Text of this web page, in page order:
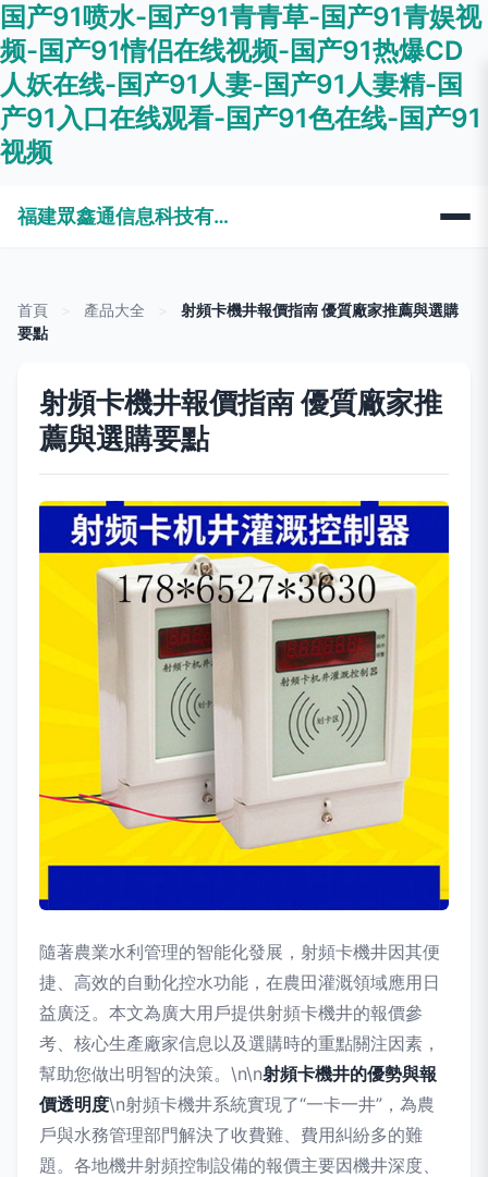
国产91喷水-国产91青青草-国产91青娱视
频-国产91情侣在线视频-国产91热爆CD
人妖在线-国产91人妻-国产91人妻精-国
产91入口在线观看-国产91色在线-国产91
视频
福建眾鑫通信息科技有限公司
首頁 產品大全
射頻卡機井報價指南 優質廠家推薦與選購
要點
射頻卡機井報價指南 優質廠家推
薦與選購要點
隨著農業水利管理的智能化發展，射頻卡機井因其便
捷、高效的自動化控水功能，在農田灌溉領域應用日
益廣泛。本文為廣大用戶提供射頻卡機井的報價參
考、核心生產廠家信息以及選購時的重點關注因素，
幫助您做出明智的決策。\n\n射頻卡機井的優勢與報
價透明度\n射頻卡機井系統實現了“一卡一井”，為農
戶與水務管理部門解決了收費難、費用糾紛多的難
題。各地機井射頻控制設備的報價主要因機井深度、